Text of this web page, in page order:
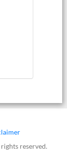
reserved.